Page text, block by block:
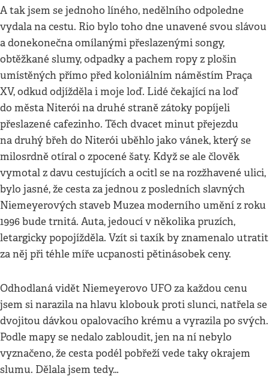
A tak jsem se jednoho líného, nedělního odpoledne
vydala na cestu. Rio bylo toho dne unavené svou slávou
a donekonečna omílanými přeslazenými songy,
obtěžkané slumy, odpadky a pachem ropy z plošin
umístěných přímo před koloniálním náměstím Praça
XV, odkud odjížděla i moje loď. Lidé čekající na loď
do města Niterói na druhé straně zátoky popíjeli
přeslazené cafezinho. Těch dvacet minut přejezdu
na druhý břeh do Niterói uběhlo jako vánek, který se
milosrdně otíral o zpocené šaty. Když se ale člověk
vymotal z davu cestujících a ocitl se na rozžhavené ulici,
bylo jasné, že cesta za jednou z posledních slavných
Niemeyerových staveb Muzea moderního umění z roku
1996 bude trnitá. Auta, jedoucí v několika pruzích,
letargicky popojížděla. Vzít si taxík by znamenalo utratit
za něj při téhle míře ucpanosti pětinásobek ceny.
Odhodlaná vidět Niemeyerovo UFO za každou cenu
jsem si narazila na hlavu klobouk proti slunci, natřela se
dvojitou dávkou opalovacího krému a vyrazila po svých.
Podle mapy se nedalo zabloudit, jen na ní nebylo
vyznačeno, že cesta podél pobřeží vede taky okrajem
slumu. Dělala jsem tedy…